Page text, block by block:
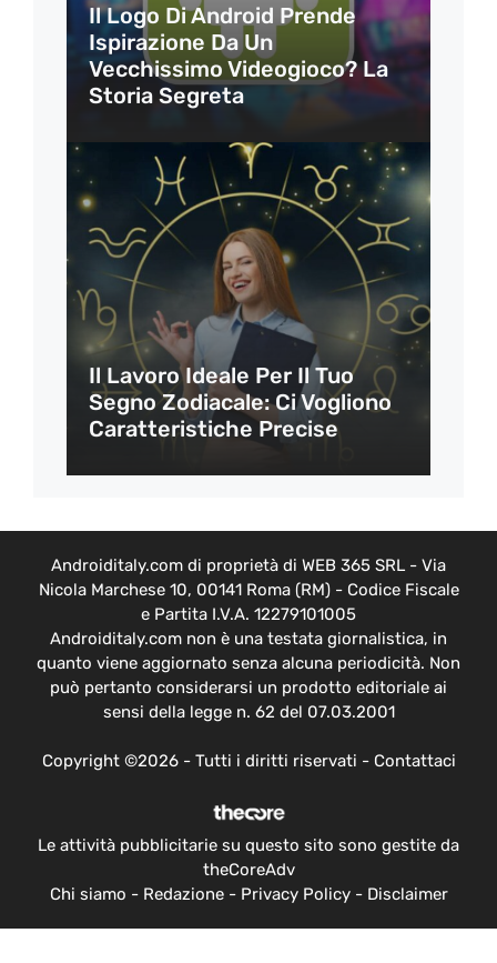
Il Logo Di Android Prende
Ispirazione Da Un
Vecchissimo Videogioco? La
Storia Segreta
Il Lavoro Ideale Per Il Tuo
Segno Zodiacale: Ci Vogliono
Caratteristiche Precise
Androiditaly.com di proprietà di WEB 365 SRL - Via
Nicola Marchese 10, 00141 Roma (RM) - Codice Fiscale
e Partita I.V.A. 12279101005
Androiditaly.com non è una testata giornalistica, in
quanto viene aggiornato senza alcuna periodicità. Non
può pertanto considerarsi un prodotto editoriale ai
sensi della legge n. 62 del 07.03.2001
Copyright ©2026 - Tutti i diritti riservati - Contattaci
Le attività pubblicitarie su questo sito sono gestite da
theCoreAdv
Chi siamo - Redazione- Privacy Policy- Disclaimer